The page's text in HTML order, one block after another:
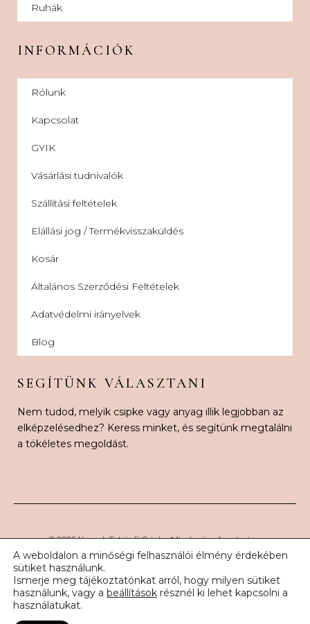
Ruhák
INFORMÁCIÓK
Rólunk
Kapcsolat
GYIK
Vásárlási tudnivalók
Szállítási feltételek
Elállási jog / Termékvisszaküldés
Kosár
Általános Szerződési Feltételek
Adatvédelmi irányelvek
Blog
SEGÍTÜNK VÁLASZTANI
Nem tudod, melyik csipke vagy anyag illik legjobban az
elképzelésedhez? Keress minket, és segítünk megtalálni
a tökéletes megoldást.
© 2026 Karnak Esküvői Csipke. Minden jog fenntartva.
A weboldalon a minőségi felhasználói élmény érdekében
sütiket használunk.
Ismerje meg tájékoztatónkat arról, hogy milyen sütiket
használunk, vagy a beállítások résznél ki lehet kapcsolni a
használatukat.